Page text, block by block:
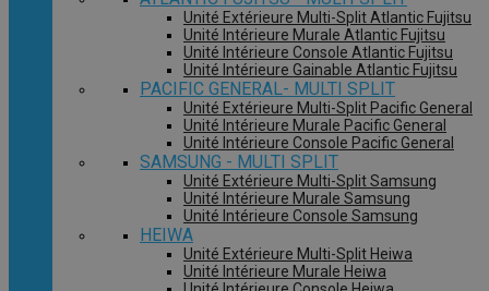
Unité Extérieure Multi-Split Atlantic Fujitsu
Unité Intérieure Murale Atlantic Fujitsu
Unité Intérieure Console Atlantic Fujitsu
Unité Intérieure Gainable Atlantic Fujitsu
PACIFIC GENERAL- MULTI SPLIT
Unité Extérieure Multi-Split Pacific General
Unité Intérieure Murale Pacific General
Unité Intérieure Console Pacific General
SAMSUNG - MULTI SPLIT
Unité Extérieure Multi-Split Samsung
Unité Intérieure Murale Samsung
Unité Intérieure Console Samsung
HEIWA
Unité Extérieure Multi-Split Heiwa
Unité Intérieure Murale Heiwa